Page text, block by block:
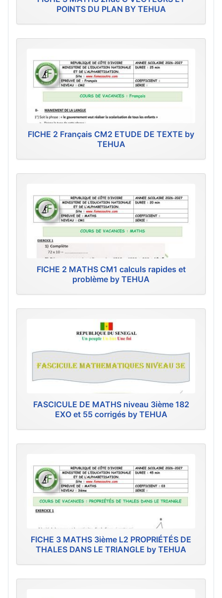
POINTS DU PLAN BY TEHUA
FICHE 2 Français CM2 ETUDE DE TEXTE by
TEHUA
FICHE 2 MATHS CM1 calculs rapides et
problème by TEHUA
FASCICULE DE MATHS niveau 3ième 182
EXO et 55 corrigés by TEHUA
FICHE 3 MATHS 3ième L2 PROPRIÉTÉS DE
THALES DANS LE TRIANGLE by TEHUA